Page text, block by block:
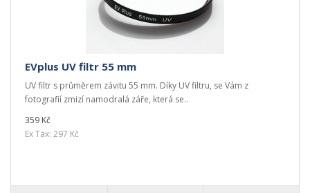
EVplus UV filtr 55 mm
UV filtr s průměrem závitu 55 mm. Díky UV filtru, se Vám z
fotografií zmizí namodralá záře, která se..
359 Kč
Ex Tax: 297 Kč